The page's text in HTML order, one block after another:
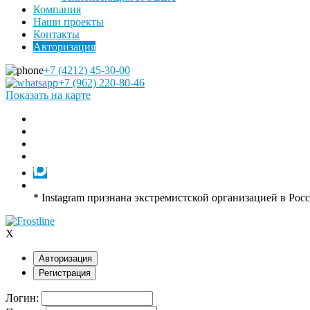
Компания
Наши проекты
Контакты
Авторизация
+7 (4212) 45-30-00
+7 (962) 220-80-46
Показать на карте
* Instagram признана экстремистской организацией в
X
Авторизация
Регистрация
Логин: